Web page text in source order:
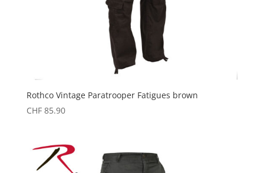
Rothco Vintage Paratrooper Fatigues brown
CHF85.90